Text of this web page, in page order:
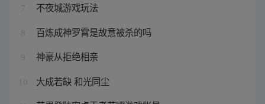
7 不夜城游戏玩法
8 百炼成神罗霄是故意被杀的吗
9 神豪从拒绝相亲
10 大成若缺 和光同尘